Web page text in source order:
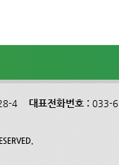
28-4 대표전화번호 : 033-